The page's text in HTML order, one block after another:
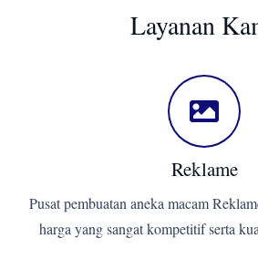
Layanan
Reklame
Pusat pembuatan aneka macam
harga yang sangat kompetitif serta